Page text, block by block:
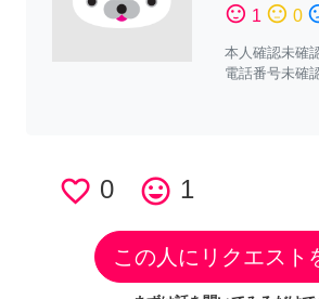
sentiment_satisfied 1 sentiment_neutral 0
本人確認未確
電話番号未確
favorite_border 0 tag_faces 1
この人にリクエスト